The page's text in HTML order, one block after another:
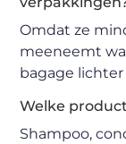
Omdat ze
meeneemt
bagage
Welke
Shampoo,